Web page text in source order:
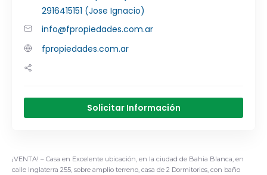
2916415151 (Jose Ignacio)
info@fpropiedades.com.ar
fpropiedades.com.ar
Solicitar Información
¡VENTA! – Casa en Excelente ubicación, en la ciudad de Bahia Blanca, en
calle Inglaterra 255, sobre amplio terreno, casa de 2 Dormitorios, con baño